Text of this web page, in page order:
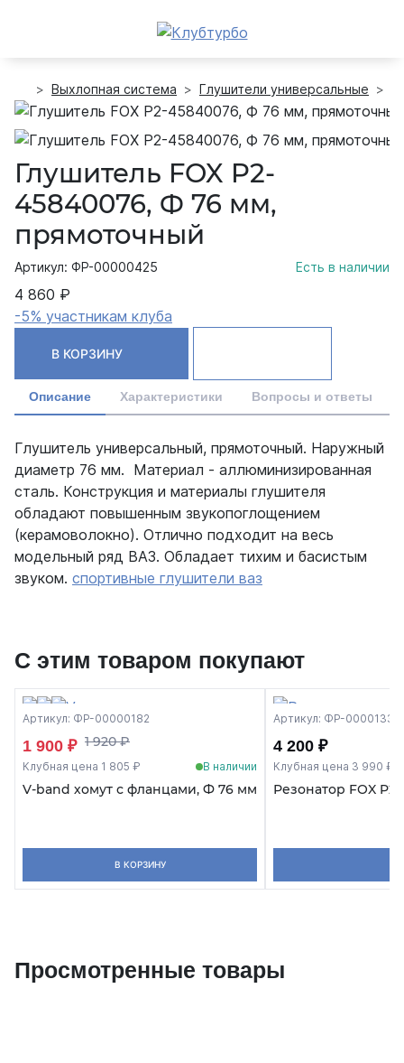
Выхлопная система Глушители универсальные
Глушитель FOX P2-
45840076, Ф 76 мм,
прямоточный
Артикул: ФР-00000425 Есть в наличии
4 860 ₽
-5% участникам клуба
В КОРЗИНУ
Описание Характеристики Вопросы и ответы
Глушитель универсальный, прямоточный. Наружный
диаметр 76 мм. Материал - аллюминизированная
сталь. Конструкция и материалы глушителя
обладают повышенным звукопоглощением
(керамоволокно). Отлично подходит на весь
модельный ряд ВАЗ. Обладает тихим и басистым
звуком. спортивные глушители ваз
С этим товаром покупают
Артикул: ФР-00000182
1 900 ₽ 1 920 ₽
Клубная цена 1 805 ₽ В наличии
V-band хомут с фланцами, Ф 76 мм
В КОРЗИНУ
Артикул: ФР-00001332
4 200 ₽
Клубная цена 3 990 ₽
Резонатор FOX
Просмотренные товары